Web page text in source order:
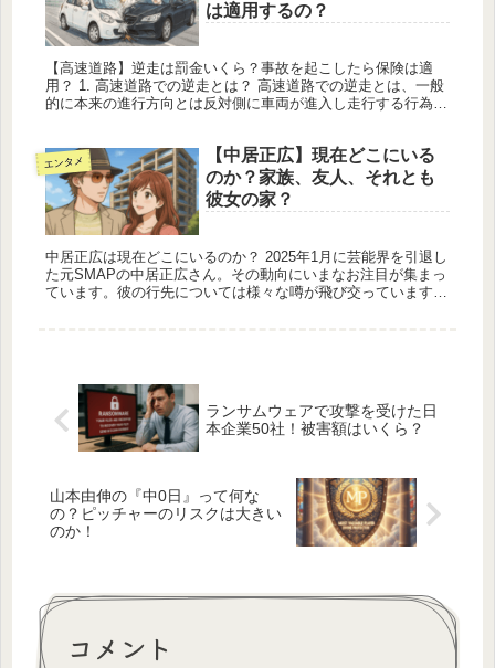
は適用するの？
【高速道路】逆走は罰金いくら？事故を起こしたら保険は適
用？ 1. 高速道路での逆走とは？ 高速道路での逆走とは、一般
的に本来の進行方向とは反対側に車両が進入し走行する行為を
エンタメ
【中居正広】現在どこにいる
のか？家族、友人、それとも
彼女の家？
中居正広は現在どこにいるのか？ 2025年1月に芸能界を引退し
た元SMAPの中居正広さん。その動向にいまなお注目が集まっ
ています。彼の行先については様々な噂が飛び交っています
ランサムウェアで攻撃を受けた日
本企業50社！被害額はいくら？
山本由伸の『中0日』って何な
の？ピッチャーのリスクは大きい
のか！
コメント